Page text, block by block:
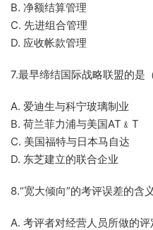
B. 净额结算管理
C. 先进组合管理
D. 应收帐款管理
7.最早缔结国际战略联盟的是
A. 爱迪生与科宁玻璃制业
B. 荷兰菲力浦与美国AT﹠T
C. 美国福特与日本马自达
D. 东芝建立的联合企业
8.“宽大倾向”的考评误差的含
A. 考评者对经营人员所做的